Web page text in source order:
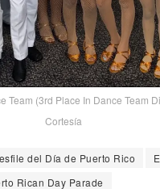
Team (3rd Place In Dance Team
Cortesía
del Día de Puerto Rico
Rican Day Parade